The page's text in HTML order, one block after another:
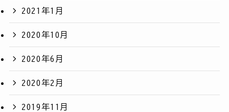
2021年1月
2020年10月
2020年6月
2020年2月
2019年11月